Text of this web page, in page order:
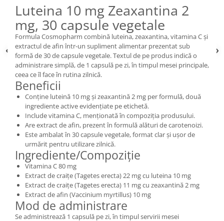
Luteina 10 mg Zeaxantina 2
mg, 30 capsule vegetale
Formula Cosmopharm combină luteina, zeaxantina, vitamina C și
extractul de afin într-un supliment alimentar prezentat sub
formă de 30 de capsule vegetale. Textul de pe produs indică o
administrare simplă, de 1 capsulă pe zi, în timpul mesei principale,
ceea ce îl face în rutina zilnică.
Beneficii
Conține luteină 10 mg și zeaxantină 2 mg per formulă, două
ingrediente active evidențiate pe etichetă.
Include vitamina C, menționată în compoziția produsului.
Are extract de afin, prezent în formulă alături de carotenoizi.
Este ambalat în 30 capsule vegetale, format clar și ușor de
urmărit pentru utilizare zilnică.
Ingrediente/Compoziție
Vitamina C 80 mg
Extract de craițe (Tagetes erecta) 22 mg cu luteina 10 mg
Extract de craițe (Tagetes erecta) 11 mg cu zeaxantină 2 mg
Extract de afin (Vaccinium myrtillus) 10 mg
Mod de administrare
Se administrează 1 capsulă pe zi, în timpul servirii mesei